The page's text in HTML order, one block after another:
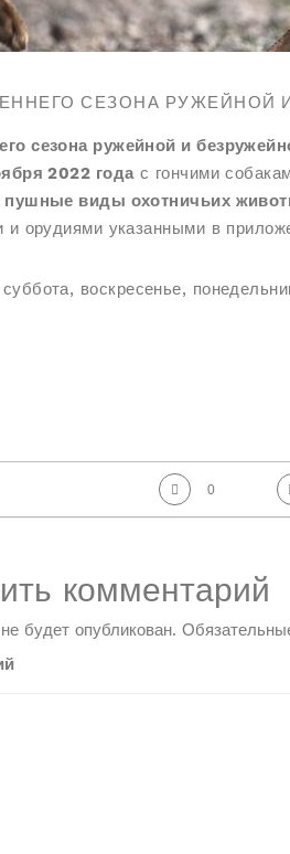
СЕЗОНА РУЖЕЙНОЙ
сезона ружейной и
2022 годас гончими
пушные виды охотничьих
и орудиями указанными в
суббота, воскресенье,
0
комментарий
будет опубликован.